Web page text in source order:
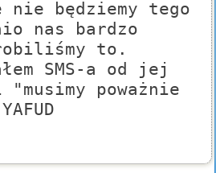
nie będziemy tego
nas bardzo
to.
SMS-a od jej
poważnie